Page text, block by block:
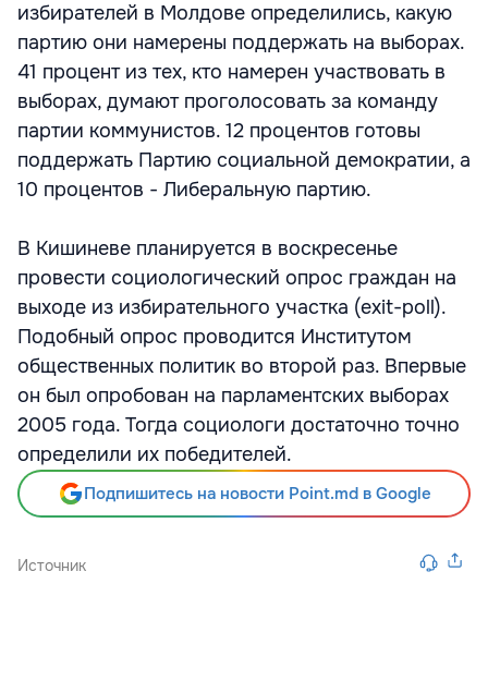
избирателей в Молдове определились, какую
партию они намерены поддержать на выборах.
41 процент из тех, кто намерен участвовать в
выборах, думают проголосовать за команду
партии коммунистов. 12 процентов готовы
поддержать Партию социальной демократии, а
10 процентов - Либеральную партию.
В Кишиневе планируется в воскресенье
провести социологический опрос граждан на
выходе из избирательного участка (exit-poll).
Подобный опрос проводится Институтом
общественных политик во второй раз. Впервые
он был опробован на парламентских выборах
2005 года. Тогда социологи достаточно точно
определили их победителей.
Подпишитесь на новости Point.md в Google
Источник